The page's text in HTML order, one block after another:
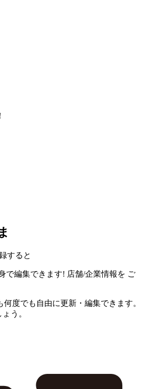
すると
で編集できます! 店舗/企業情報を ご
度でも自由に更新・編集できます。
う。